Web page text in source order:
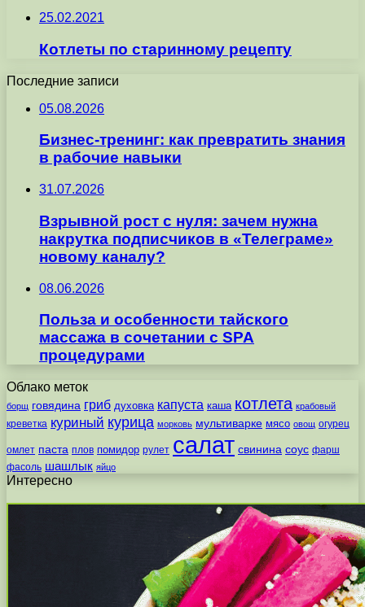
25.02.2021
Котлеты по старинному рецепту
Последние записи
05.08.2026
Бизнес-тренинг: как превратить знания
в рабочие навыки
31.07.2026
Взрывной рост с нуля: зачем нужна
накрутка подписчиков в «Телеграме»
новому каналу?
08.06.2026
Польза и особенности тайского
массажа в сочетании с SPA
процедурами
Облако меток
борщ говядина гриб духовка капуста каша котлета крабовый
креветка куриный курица морковь мультиварке мясо овощ огурец
омлет паста плов помидор рулет салат свинина соус фарш
фасоль шашлык яйцо
Интересно